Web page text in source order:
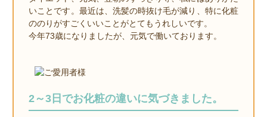
いことです。最近は、洗髪の時抜け毛が減り、特に化粧
ののりがすごくいいことがとてもうれしいです。
今年73歳になりましたが、元気で働いております。
2～3日でお化粧の違いに気づきました。